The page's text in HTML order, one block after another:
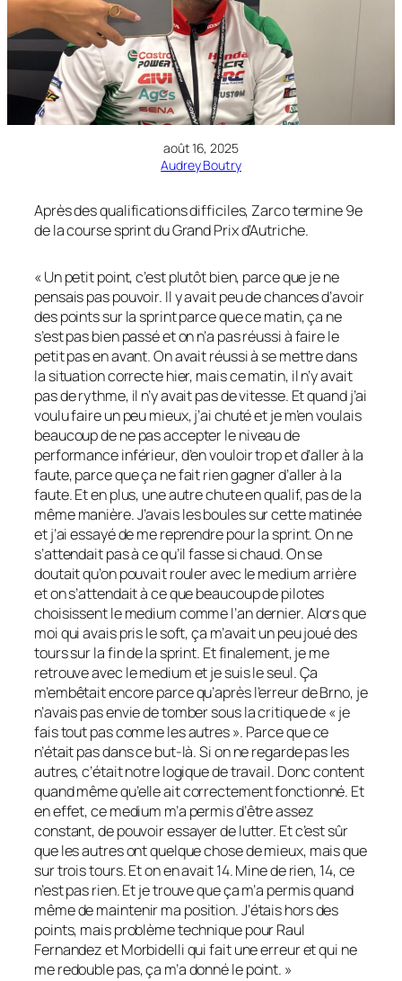
août 16, 2025
Audrey Boutry
Après des qualifications difficiles, Zarco termine 9e
de la course sprint du Grand Prix d’Autriche.
« Un petit point, c’est plutôt bien, parce que je ne
pensais pas pouvoir. Il y avait peu de chances d’avoir
des points sur la sprint parce que ce matin, ça ne
s’est pas bien passé et on n’a pas réussi à faire le
petit pas en avant. On avait réussi à se mettre dans
la situation correcte hier, mais ce matin, il n’y avait
pas de rythme, il n’y avait pas de vitesse. Et quand j’ai
voulu faire un peu mieux, j’ai chuté et je m’en voulais
beaucoup de ne pas accepter le niveau de
performance inférieur, d’en vouloir trop et d’aller à la
faute, parce que ça ne fait rien gagner d’aller à la
faute. Et en plus, une autre chute en qualif, pas de la
même manière. J’avais les boules sur cette matinée
et j’ai essayé de me reprendre pour la sprint. On ne
s’attendait pas à ce qu’il fasse si chaud. On se
doutait qu’on pouvait rouler avec le medium arrière
et on s’attendait à ce que beaucoup de pilotes
choisissent le medium comme l’an dernier. Alors que
moi qui avais pris le soft, ça m’avait un peu joué des
tours sur la fin de la sprint. Et finalement, je me
retrouve avec le medium et je suis le seul. Ça
m’embêtait encore parce qu’après l’erreur de Brno, je
n’avais pas envie de tomber sous la critique de « je
fais tout pas comme les autres ». Parce que ce
n’était pas dans ce but-là. Si on ne regarde pas les
autres, c’était notre logique de travail. Donc content
quand même qu’elle ait correctement fonctionné. Et
en effet, ce medium m’a permis d’être assez
constant, de pouvoir essayer de lutter. Et c’est sûr
que les autres ont quelque chose de mieux, mais que
sur trois tours. Et on en avait 14. Mine de rien, 14, ce
n’est pas rien. Et je trouve que ça m’a permis quand
même de maintenir ma position. J’étais hors des
points, mais problème technique pour Raul
Fernandez et Morbidelli qui fait une erreur et qui ne
me redouble pas, ça m’a donné le point. »